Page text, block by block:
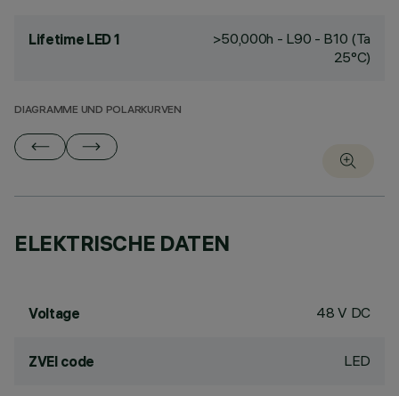
Lifetime LED 1
>50,000h - L90 - B10 (Ta
25°C)
DIAGRAMME UND POLARKURVEN
ELEKTRISCHE DATEN
Voltage 48 V DC
ZVEI code LED